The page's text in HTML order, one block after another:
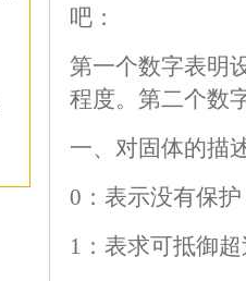
吧：
第一个数字表明
程度。第二个数
一、对固体的描
0：表示没有保护
1：表求可抵御